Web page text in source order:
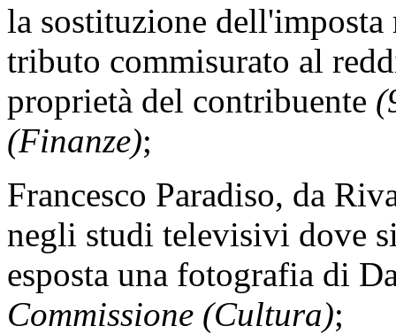
la sostituzione
tributo commisurato al
proprietà del contribuente
(Finanze);
Francesco Paradiso, da
negli studi televisivi dove
esposta una fotografia di
Commissione (Cultura);